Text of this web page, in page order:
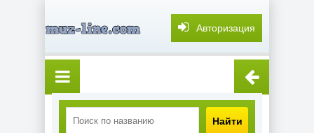
Авторизация
Найти